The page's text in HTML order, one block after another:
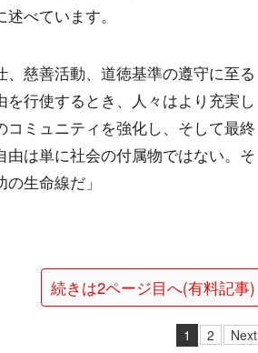
べています。
、慈善活動、道徳基準の遵守に至る
行使するとき、人々はより充実し
ミュニティを強化し、そして最終
は単に社会の付属物ではない。そ
生命線だ」
続きは2ページ目へ(有料記事)
1 2 Next